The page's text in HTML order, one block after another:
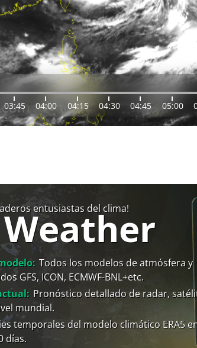
03:45 04:00 04:15 04:30 04:45 05:00
entusiastas del clima!
Todos los modelos de atmósfera y
GFS, ICON, ECMWF-BNL+etc.
Pronóstico detallado de radar,
mundial.
temporales del modelo climático ERA5
días.